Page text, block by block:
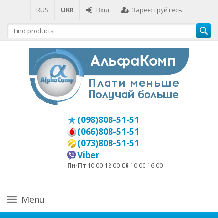
RUS UKR Вхід Зареєструйтесь
(098)808-51-51
(066)808-51-51
(073)808-51-51
Viber
Пн-Пт 10:00-18:00 Сб 10:00-16:00
Menu